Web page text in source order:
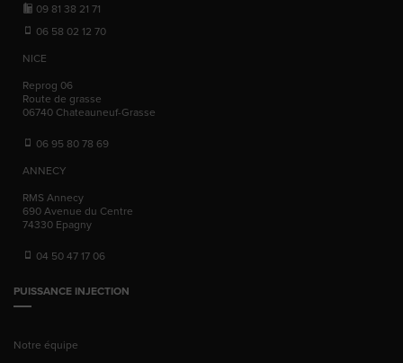
09 81 38 21 71
06 58 02 12 70
NICE
Reprog 06
Route de grasse
06740 Chateauneuf-Grasse
06 95 80 78 69
ANNECY
RMS Annecy
690 Avenue du Centre
74330 Epagny
04 50 47 17 06
PUISSANCE INJECTION
Notre équipe